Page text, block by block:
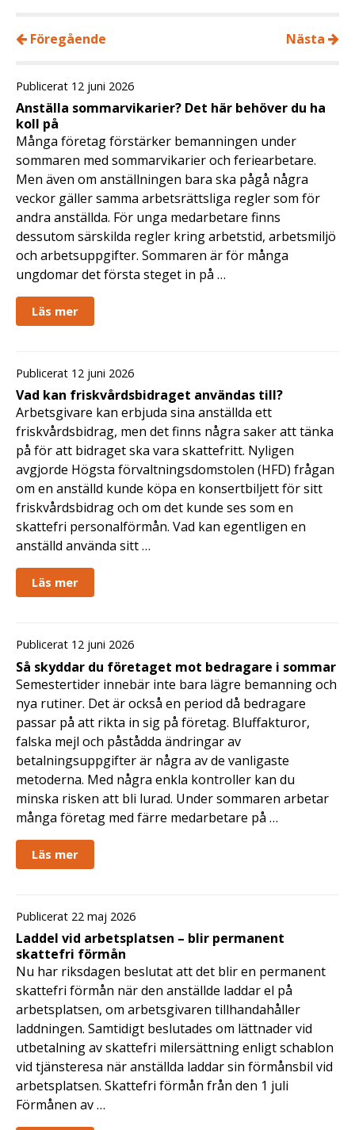
Föregående Nästa
Publicerat 12 juni 2026
Anställa sommarvikarier? Det här behöver du ha
koll på
Många företag förstärker bemanningen under
sommaren med sommarvikarier och feriearbetare.
Men även om anställningen bara ska pågå några
veckor gäller samma arbetsrättsliga regler som för
andra anställda. För unga medarbetare finns
dessutom särskilda regler kring arbetstid, arbetsmiljö
och arbetsuppgifter. Sommaren är för många
ungdomar det första steget in på …
Läs mer
Publicerat 12 juni 2026
Vad kan friskvårdsbidraget användas till?
Arbetsgivare kan erbjuda sina anställda ett
friskvårdsbidrag, men det finns några saker att tänka
på för att bidraget ska vara skattefritt. Nyligen
avgjorde Högsta förvaltningsdomstolen (HFD) frågan
om en anställd kunde köpa en konsertbiljett för sitt
friskvårdsbidrag och om det kunde ses som en
skattefri personalförmån. Vad kan egentligen en
anställd använda sitt …
Läs mer
Publicerat 12 juni 2026
Så skyddar du företaget mot bedragare i sommar
Semestertider innebär inte bara lägre bemanning och
nya rutiner. Det är också en period då bedragare
passar på att rikta in sig på företag. Bluffakturor,
falska mejl och påstådda ändringar av
betalningsuppgifter är några av de vanligaste
metoderna. Med några enkla kontroller kan du
minska risken att bli lurad. Under sommaren arbetar
många företag med färre medarbetare på …
Läs mer
Publicerat 22 maj 2026
Laddel vid arbetsplatsen – blir permanent
skattefri förmån
Nu har riksdagen beslutat att det blir en permanent
skattefri förmån när den anställde laddar el på
arbetsplatsen, om arbetsgivaren tillhandahåller
laddningen. Samtidigt beslutades om lättnader vid
utbetalning av skattefri milersättning enligt schablon
vid tjänsteresa när anställda laddar sin förmånsbil vid
arbetsplatsen. Skattefri förmån från den 1 juli
Förmånen av …